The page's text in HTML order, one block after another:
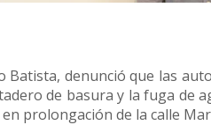
Batista, denunció que las
de basura y la fuga de
prolongación de la calle